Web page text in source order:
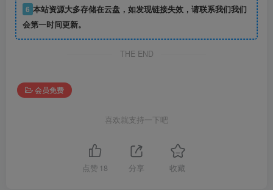
6 本站资源大多存储在云盘，如发现链接失效，请联系我们我们
会第一时间更新。
THE END
会员免费
喜欢就支持一下吧
点赞 18 分享 收藏